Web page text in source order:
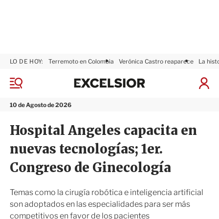
M
n
10 de Agosto de 2026
LO DE HOY: Terremoto en Colombia Verónica Castro reaparece La
I
x
i
o
r
Hospital Angeles capacita en
nuevas tecnologías; 1er.
Congreso de Ginecología
Temas como la cirugía robótica e inteligencia artificial
son adoptados en las especialidades para ser más
competitivos en favor de los pacientes